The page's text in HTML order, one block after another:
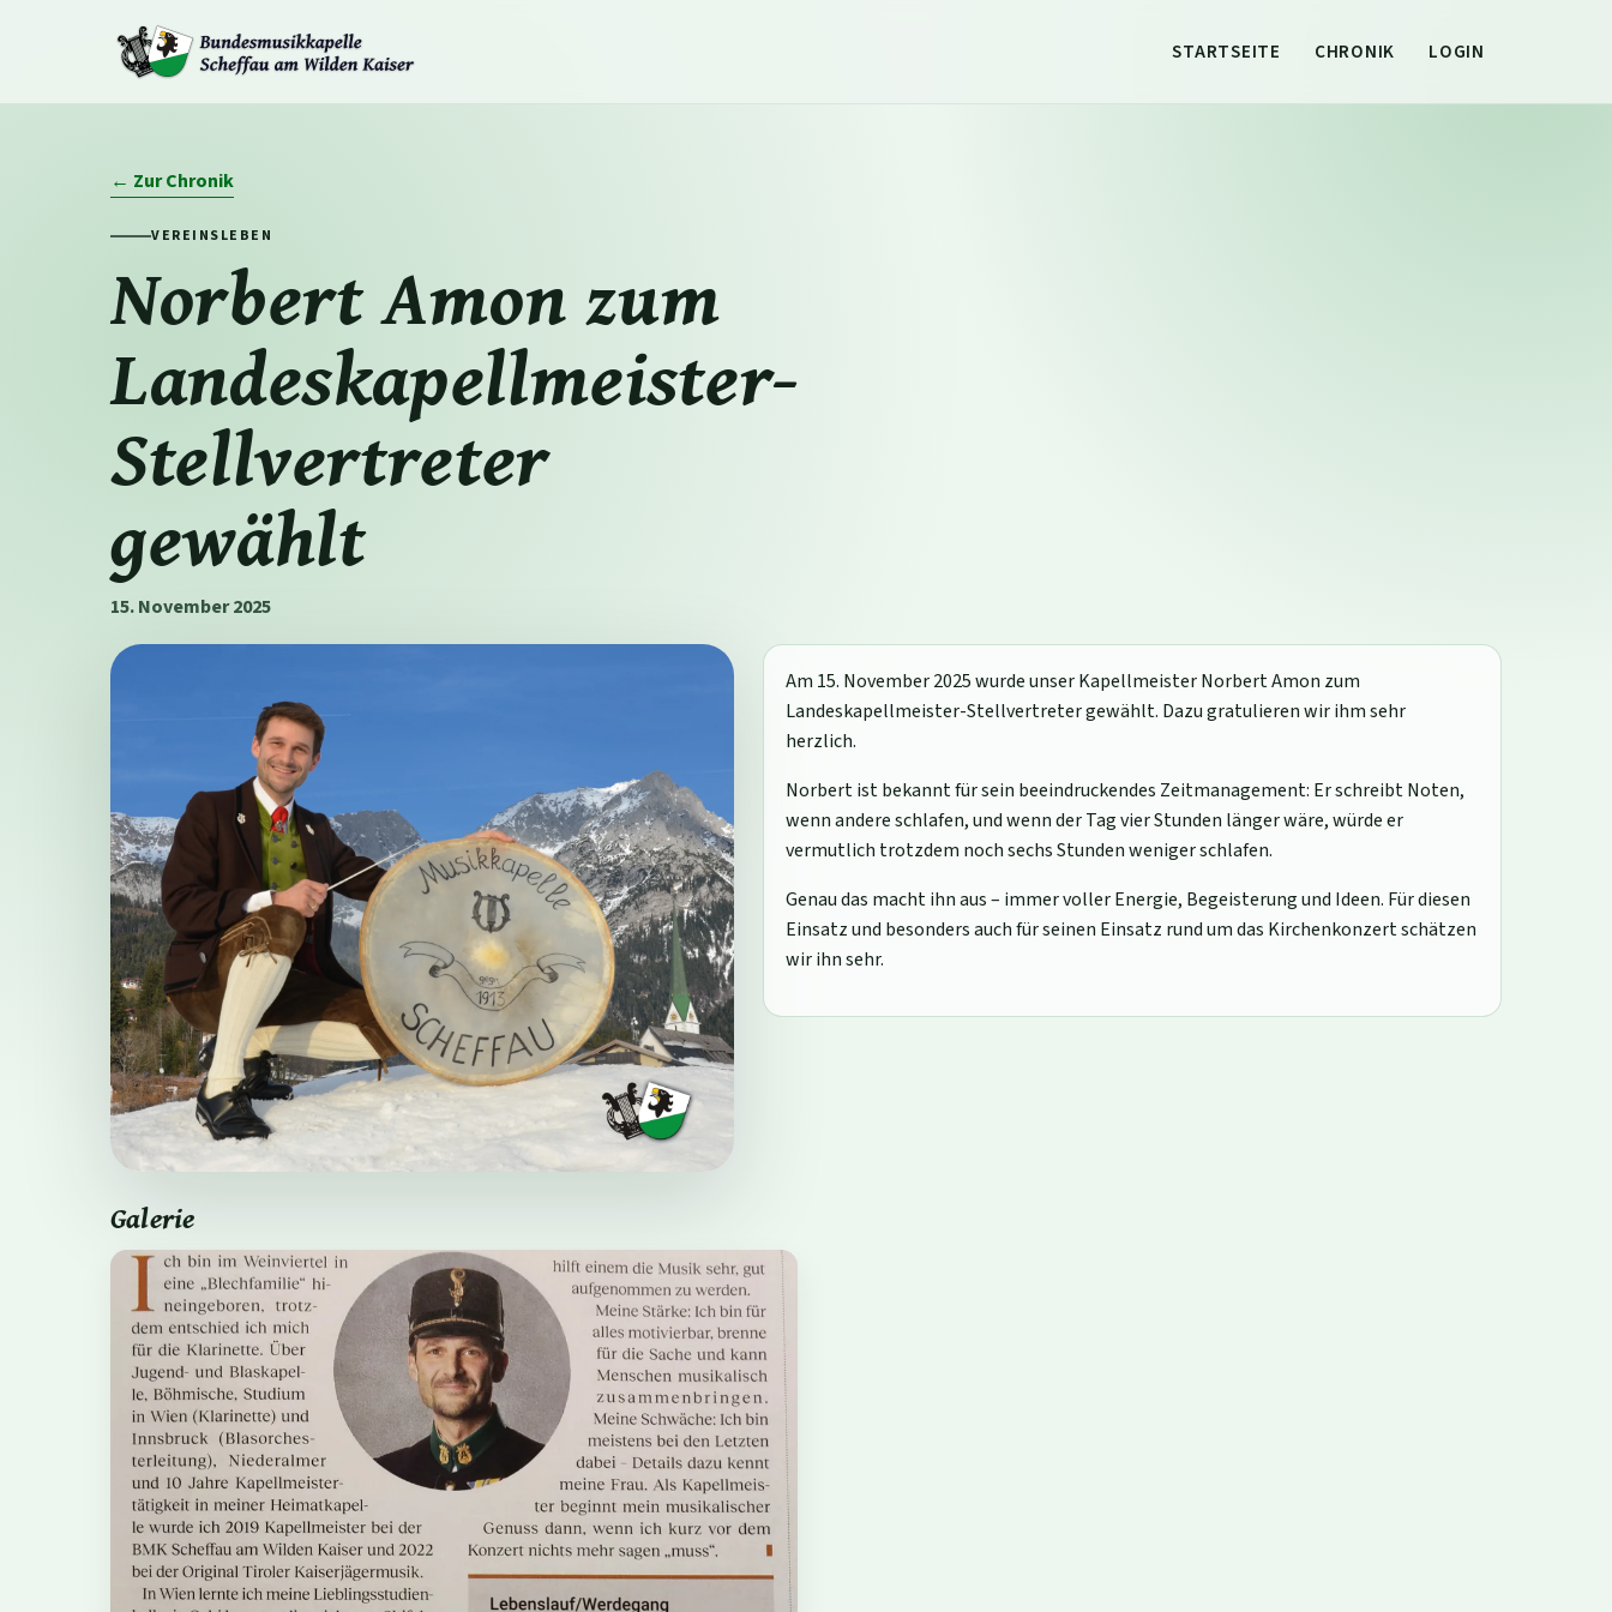
STARTSEITE CHRONIK LOGIN
← Zur Chronik
VEREINSLEBEN
Norbert Amon zum
Landeskapellmeister-
Stellvertreter
gewählt
15. November 2025
Am 15. November 2025 wurde unser Kapellmeister Norbert Amon zum
Landeskapellmeister-Stellvertreter gewählt. Dazu gratulieren wir ihm sehr
herzlich.
Norbert ist bekannt für sein beeindruckendes Zeitmanagement: Er schreibt Noten,
wenn andere schlafen, und wenn der Tag vier Stunden länger wäre, würde er
vermutlich trotzdem noch sechs Stunden weniger schlafen.
Genau das macht ihn aus – immer voller Energie, Begeisterung und Ideen. Für diesen
Einsatz und besonders auch für seinen Einsatz rund um das Kirchenkonzert schätzen
wir ihn sehr.
Galerie